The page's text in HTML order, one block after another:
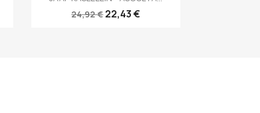
24,92 €22,43 €